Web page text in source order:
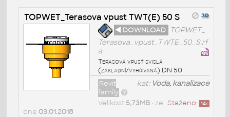
TOPWET_Terasova vpust TWT(E) 50 S
◄ DOWNLOAD
TOPWET_
Terasova_vpust_TWTE_50_S.rf
a
Terasová vpusť svislá
(základní/vyhřívaná) DN 50
kat: Voda, kanalizace
Revit
family
Staženo: 14x
Velikost 5,73MB• ze
dne 03.01.2018